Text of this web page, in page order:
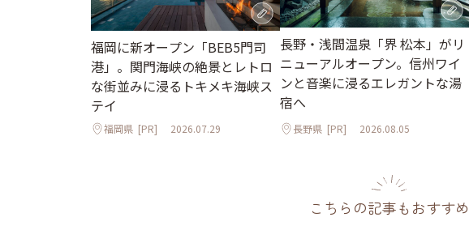
福岡に新オープン「BEB5門司
港」。関門海峡の絶景とレトロ
な街並みに浸るトキメキ海峡ス
テイ
福岡県 [PR] 2026.07.29
長野・浅間温泉「界 松本」がリ
ニューアルオープン。信州ワイ
ンと音楽に浸るエレガントな湯
宿へ
長野県 [PR] 2026.08.05
こちらの記事もおすすめ